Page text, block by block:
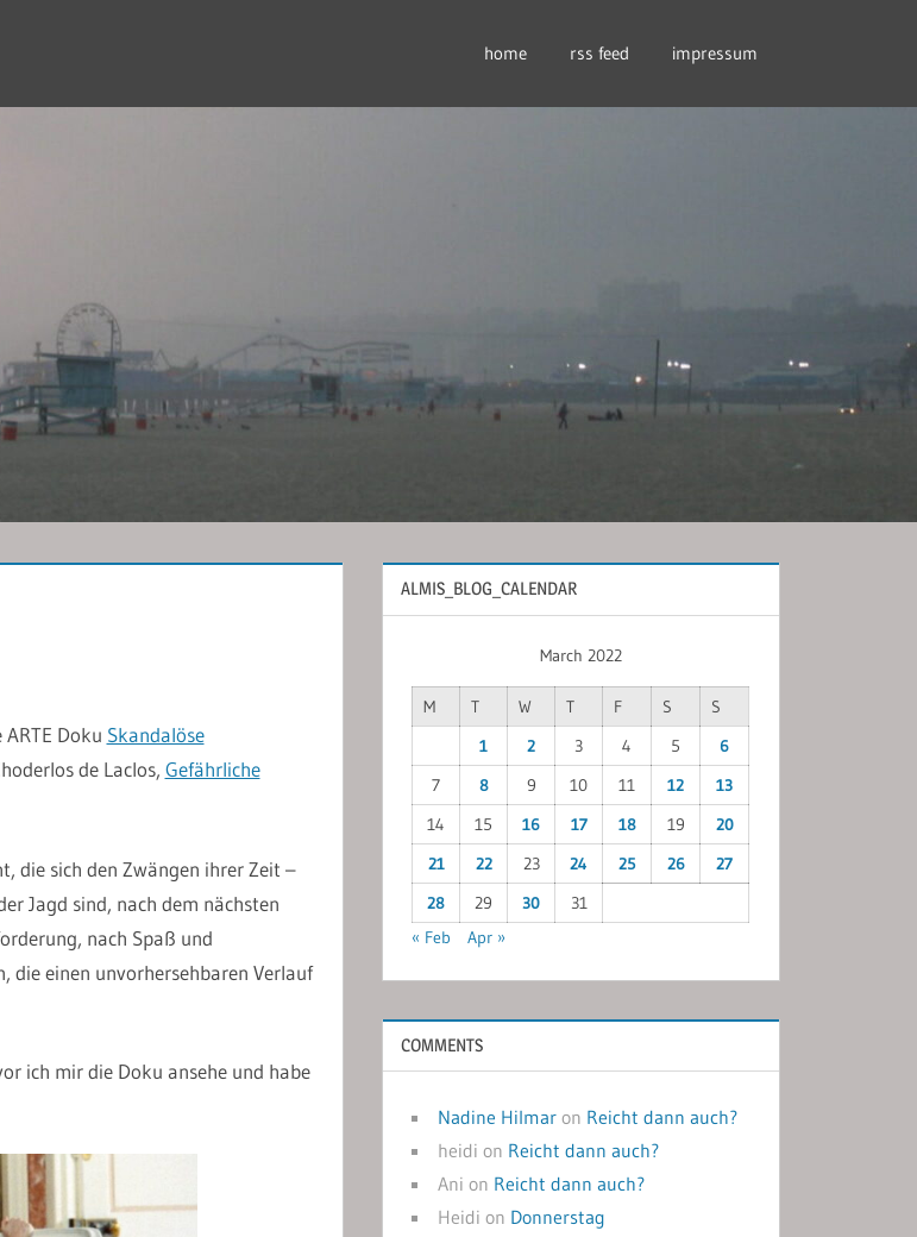
home rss feed impressum
Doku Skandalöse
de Laclos, Gefährliche
die sich den Zwängen ihrer Zeit –
Jagd sind, nach dem nächsten
nach Spaß und
die einen unvorhersehbaren Verlauf
ich mir die Doku ansehe und habe
ALMIS_BLOG_CALENDAR
March 2022
M T W T F S
S
1
2 3 4 5
6
7
8 9 10 11 12
13
14
15 16 17 18 19
20
21
22 23 24 25 26
27
28
29 30
31
« Feb
Apr »
COMMENTS
Nadine Hilmar on Reicht dann auch?
heidi on Reicht dann auch?
Ani on Reicht dann auch?
Heidi on Donnerstag